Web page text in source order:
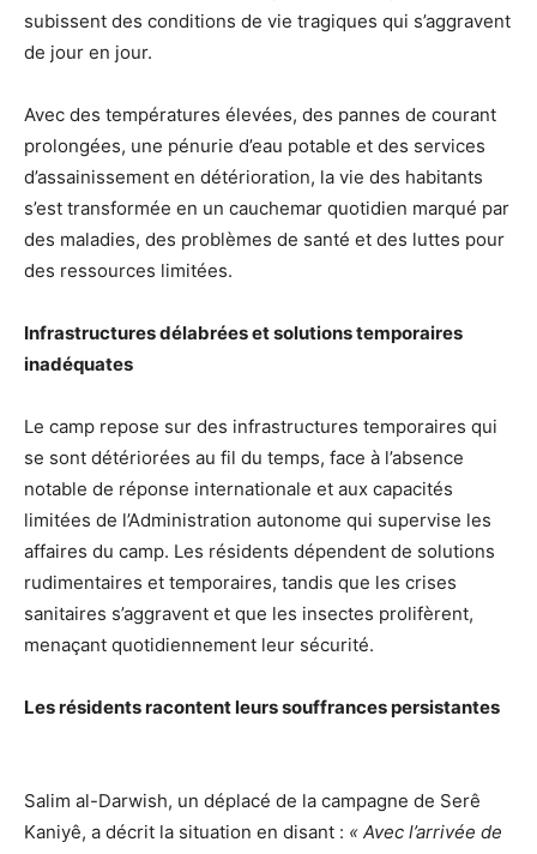
subissent des conditions de vie tragiques qui s’aggravent
de jour en jour.
Avec des températures élevées, des pannes de courant
prolongées, une pénurie d’eau potable et des services
d’assainissement en détérioration, la vie des habitants
s’est transformée en un cauchemar quotidien marqué par
des maladies, des problèmes de santé et des luttes pour
des ressources limitées.
Infrastructures délabrées et solutions temporaires
inadéquates
Le camp repose sur des infrastructures temporaires qui
se sont détériorées au fil du temps, face à l’absence
notable de réponse internationale et aux capacités
limitées de l’Administration autonome qui supervise les
affaires du camp. Les résidents dépendent de solutions
rudimentaires et temporaires, tandis que les crises
sanitaires s’aggravent et que les insectes prolifèrent,
menaçant quotidiennement leur sécurité.
Les résidents racontent leurs souffrances persistantes
Salim al-Darwish, un déplacé de la campagne de Serê
Kaniyê, a décrit la situation en disant : « Avec l’arrivée de